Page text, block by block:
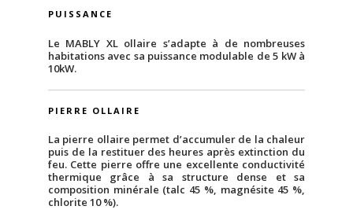
PUISSANCE
Le MABLY XL ollaire s’adapte à de nombreuses
habitations avec sa puissance modulable de 5 kW à
10kW.
PIERRE OLLAIRE
La pierre ollaire permet d’accumuler de la chaleur
puis de la restituer des heures après extinction du
feu. Cette pierre offre une excellente conductivité
thermique grâce à sa structure dense et sa
composition minérale (talc 45 %, magnésite 45 %,
chlorite 10 %).